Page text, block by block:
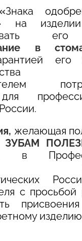
Знака
на
в
его
желающая
ЗУБАМ
в
с просьбой